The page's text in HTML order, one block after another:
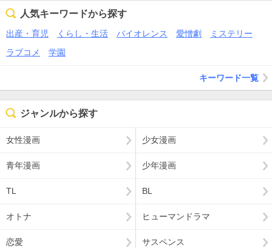
人気キーワードから探す
出産・育児 くらし・生活 バイオレンス 愛憎劇
ミステリー
ラブコメ
学園
キーワード一覧
ジャンルから探す
女性漫画 少女漫画
青年漫画 少年漫画
TL BL
オトナ ヒューマンドラマ
恋愛 サスペンス